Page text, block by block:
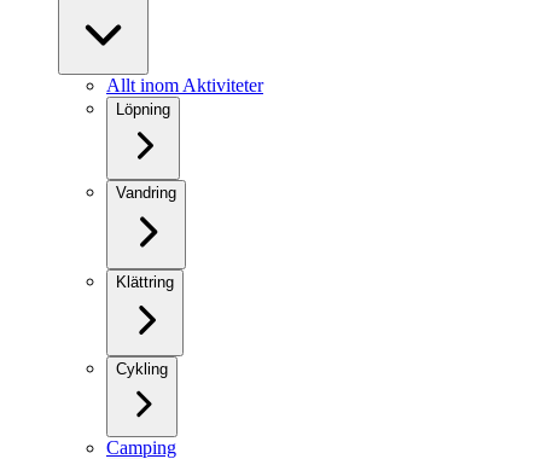
Allt inom Aktiviteter
Löpning
Vandring
Klättring
Cykling
Camping